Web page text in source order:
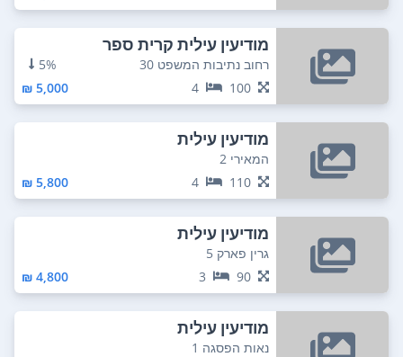
מודיעין עילית קרית ספר
רחוב נתיבות המשפט 30
5%
100
4
5,000 ₪
מודיעין עילית
המאירי 2
110
4
5,800 ₪
מודיעין עילית
גרין פארק 5
90
3
4,800 ₪
מודיעין עילית
נאות הפסגה 1